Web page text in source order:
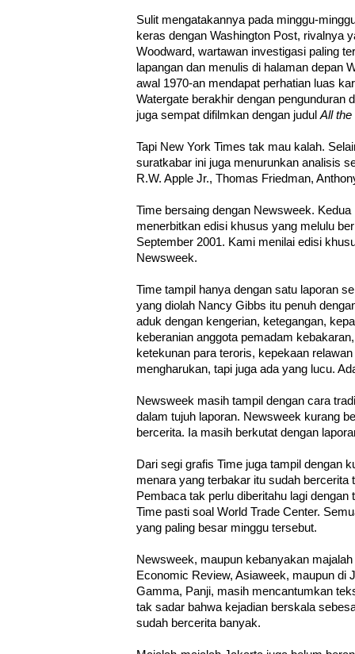
Sulit mengatakannya pada minggu-
keras dengan Washington Post, rivalnya
Woodward, wartawan investigasi paling
lapangan dan menulis di halaman depan
awal 1970-an mendapat perhatian luas
Watergate berakhir dengan pengunduran
juga sempat difilmkan dengan judul All the
Tapi New York Times tak mau kalah.
suratkabar ini juga menurunkan analisis
R.W. Apple Jr., Thomas Friedman,
Time bersaing dengan Newsweek.
menerbitkan edisi khusus yang melulu
September 2001. Kami menilai edisi
Newsweek.
Time tampil hanya dengan satu laporan
yang diolah Nancy Gibbs itu penuh
aduk dengan kengerian, ketegangan,
keberanian anggota pemadam
ketekunan para teroris, kepekaan
mengharukan, tapi juga ada yang lucu.
Newsweek masih tampil dengan cara
dalam tujuh laporan. Newsweek kurang
bercerita. Ia masih berkutat dengan
Dari segi grafis Time juga tampil dengan
menara yang terbakar itu sudah bercerita
Pembaca tak perlu diberitahu lagi
Time pasti soal World Trade Center.
yang paling besar minggu tersebut.
Newsweek, maupun kebanyakan
Economic Review, Asiaweek, maupun di
Gamma, Panji, masih mencantumkan
tak sadar bahwa kejadian berskala
sudah bercerita banyak.